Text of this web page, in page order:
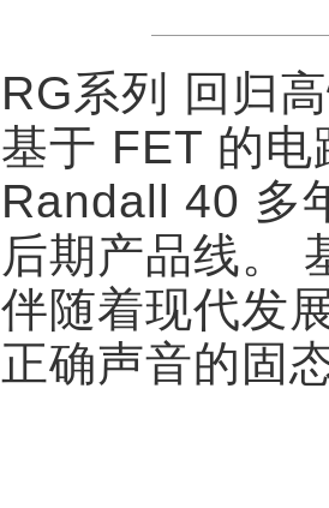
RG系列 回归
基于 FET 的
Randall 40 多
后期产品线。
伴随着现代发
正确声音的固